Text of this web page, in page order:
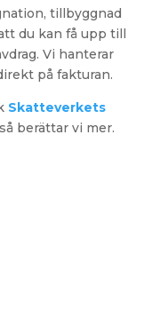
tillbyggnad
du kan få upp till
Vi hanterar
på fakturan.
Skatteverkets
berättar vi mer.